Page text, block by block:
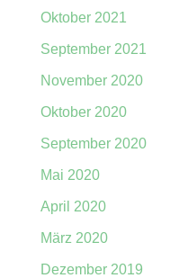
Oktober 2021
September 2021
November 2020
Oktober 2020
September 2020
Mai 2020
April 2020
März 2020
Dezember 2019